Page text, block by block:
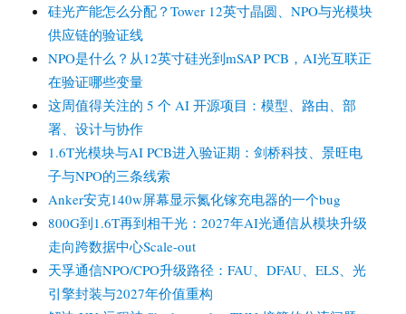
硅光产能怎么分配？Tower 12英寸晶圆、NPO与光模块
供应链的验证线
NPO是什么？从12英寸硅光到mSAP PCB，AI光互联正
在验证哪些变量
这周值得关注的 5 个 AI 开源项目：模型、路由、部
署、设计与协作
1.6T光模块与AI PCB进入验证期：剑桥科技、景旺电
子与NPO的三条线索
Anker安克140w屏幕显示氮化镓充电器的一个bug
800G到1.6T再到相干光：2027年AI光通信从模块升级
走向跨数据中心Scale-out
天孚通信NPO/CPO升级路径：FAU、DFAU、ELS、光
引擎封装与2027年价值重构